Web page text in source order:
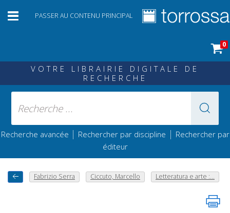
PASSER AU CONTENU PRINCIPAL
0
VOTRE LIBRAIRIE DIGITALE DE
RECHERCHE
Recherche avancée | Rechercher par discipline | Rechercher par
éditeur
Fabrizio Serra Ciccuto, Marcello Letteratura e arte :...